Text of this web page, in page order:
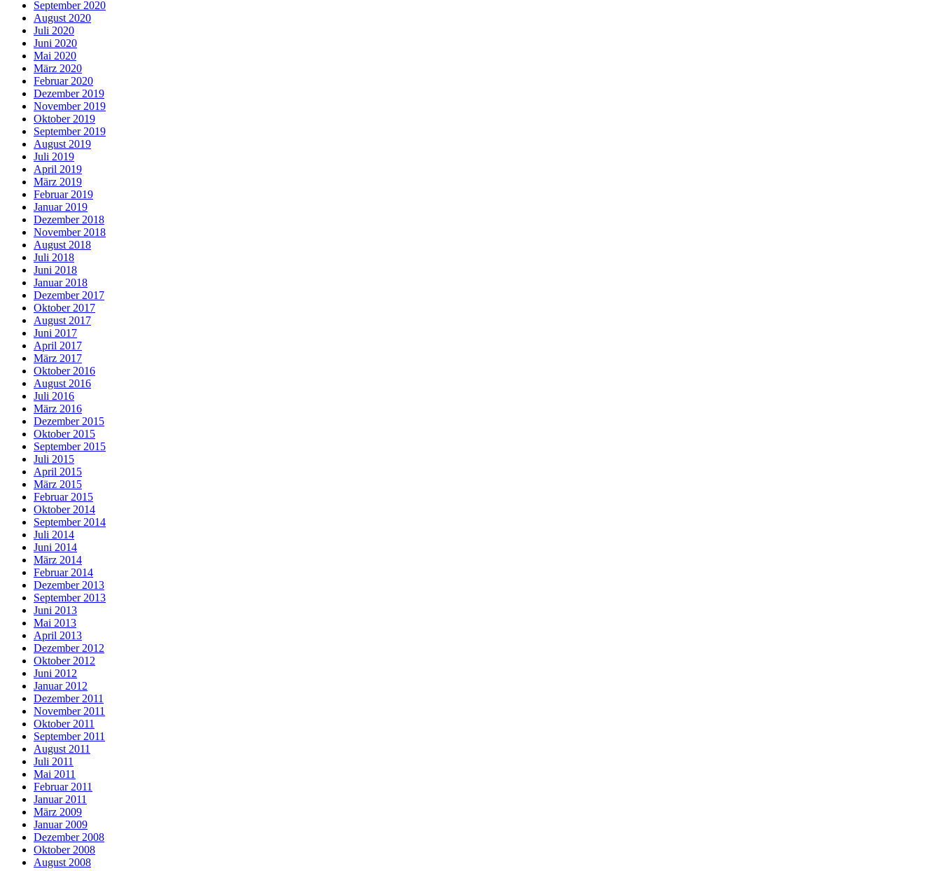
September 2020
August 2020
Juli 2020
Juni 2020
Mai 2020
März 2020
Februar 2020
Dezember 2019
November 2019
Oktober 2019
September 2019
August 2019
Juli 2019
April 2019
März 2019
Februar 2019
Januar 2019
Dezember 2018
November 2018
August 2018
Juli 2018
Juni 2018
Januar 2018
Dezember 2017
Oktober 2017
August 2017
Juni 2017
April 2017
März 2017
Oktober 2016
August 2016
Juli 2016
März 2016
Dezember 2015
Oktober 2015
September 2015
Juli 2015
April 2015
März 2015
Februar 2015
Oktober 2014
September 2014
Juli 2014
Juni 2014
März 2014
Februar 2014
Dezember 2013
September 2013
Juni 2013
Mai 2013
April 2013
Dezember 2012
Oktober 2012
Juni 2012
Januar 2012
Dezember 2011
November 2011
Oktober 2011
September 2011
August 2011
Juli 2011
Mai 2011
Februar 2011
Januar 2011
März 2009
Januar 2009
Dezember 2008
Oktober 2008
August 2008